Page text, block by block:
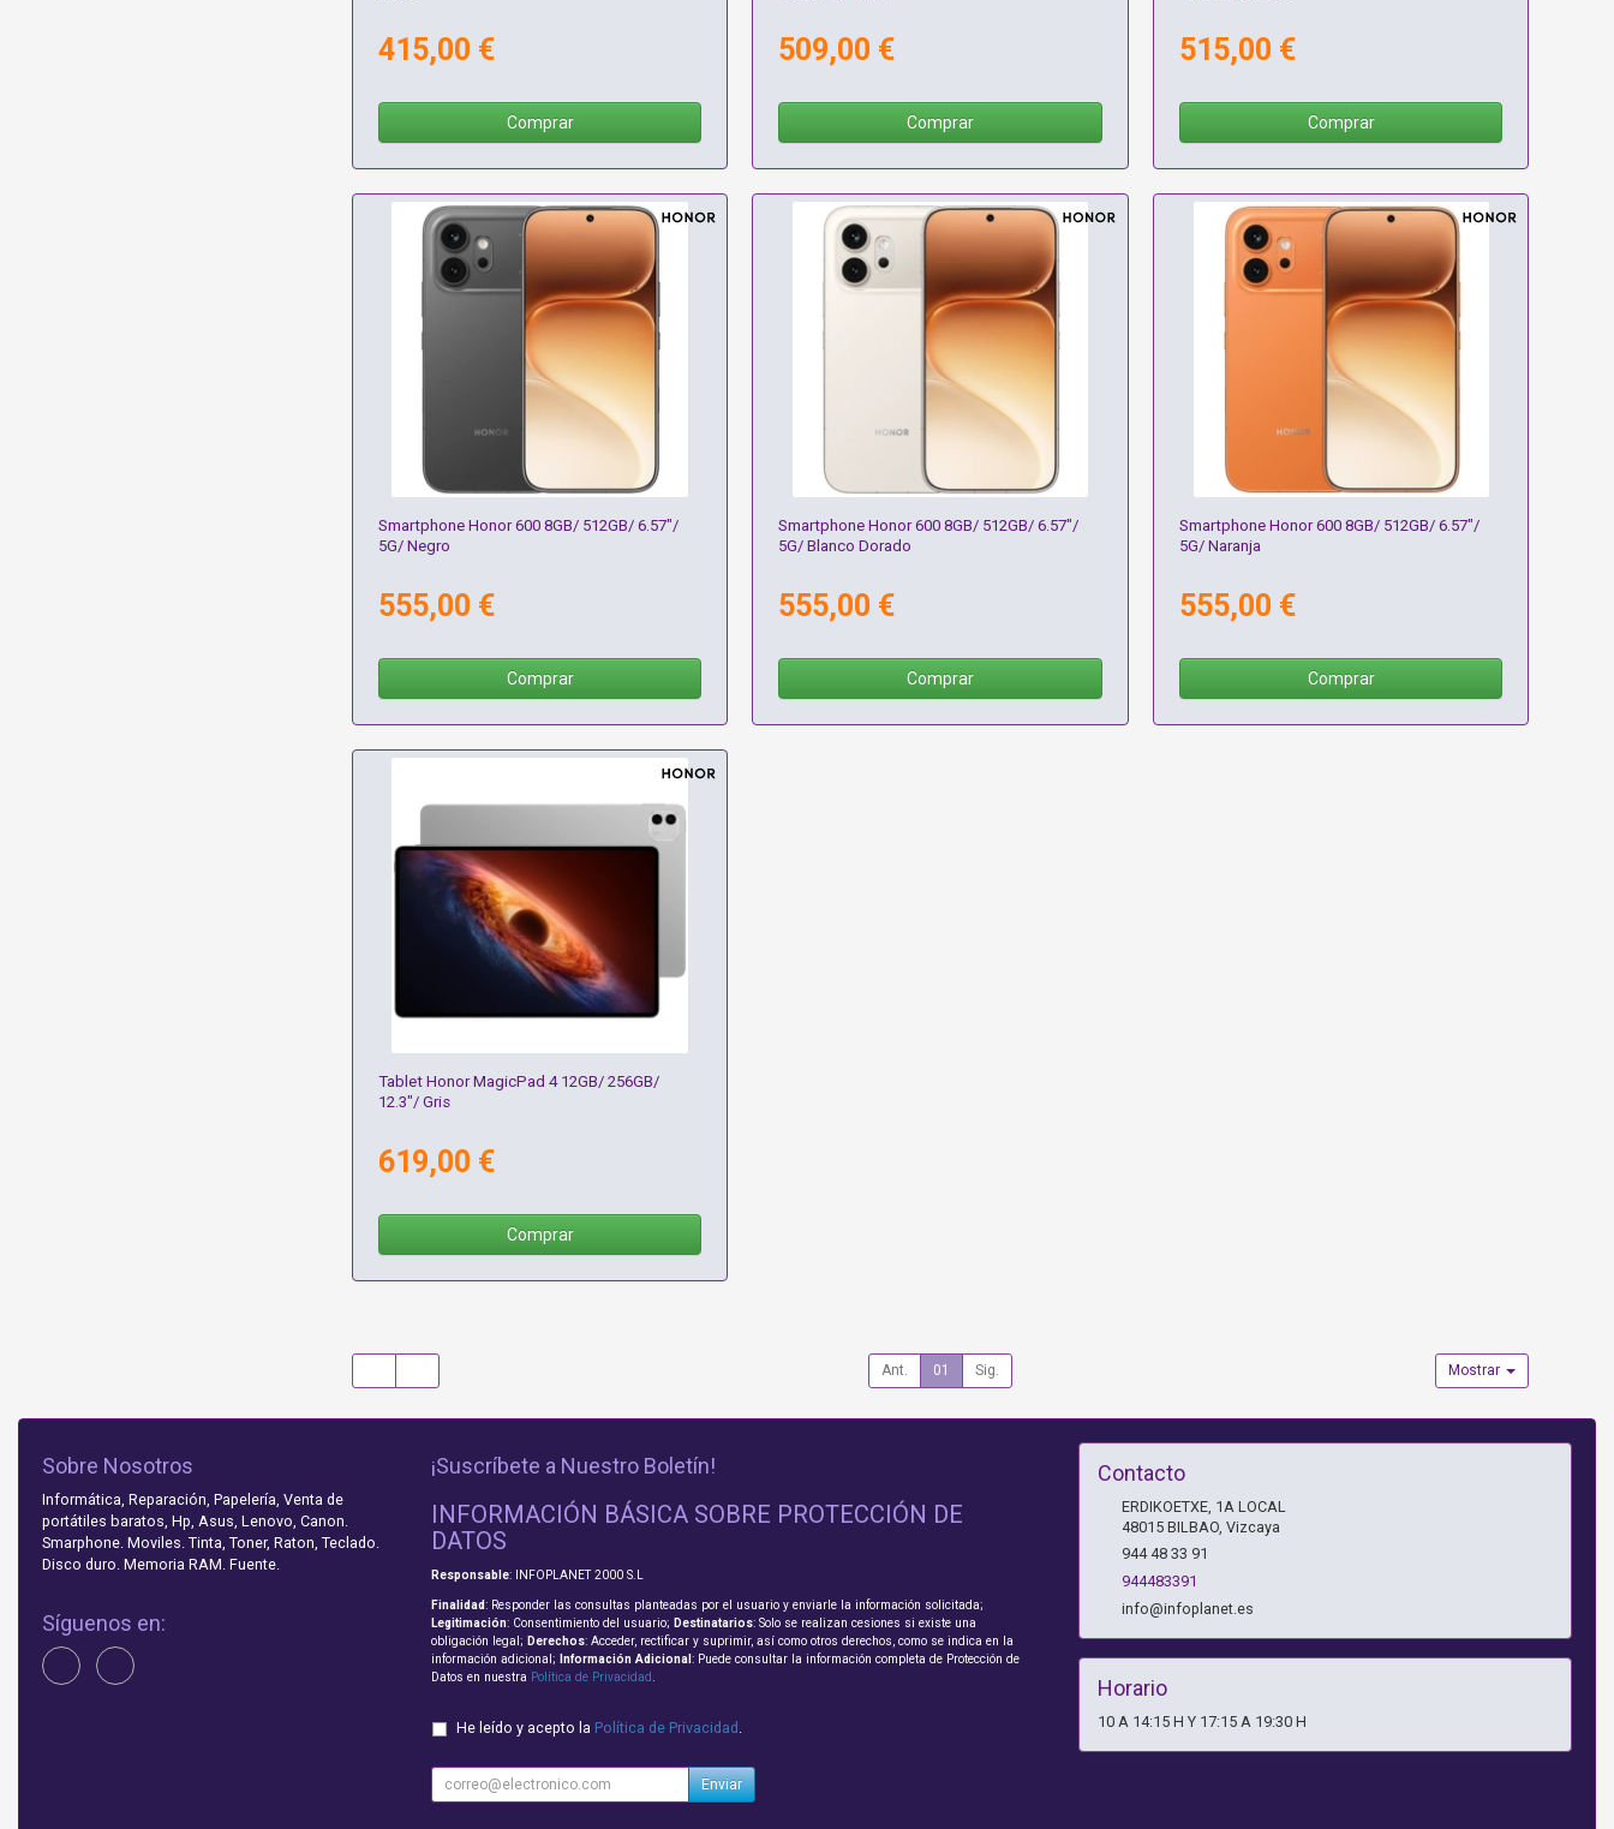
415,00 €
Comprar
509,00 €
Comprar
515,00 €
Comprar
Smartphone Honor 600 8GB/ 512GB/ 6.57"/
5G/ Negro
555,00 €
Comprar
Smartphone Honor 600 8GB/ 512GB/ 6.57"/
5G/ Blanco Dorado
555,00 €
Comprar
Smartphone Honor 600 8GB/ 512GB/ 6.57"/
5G/ Naranja
555,00 €
Comprar
Tablet Honor MagicPad 4 12GB/ 256GB/
12.3"/ Gris
619,00 €
Comprar
Ant. 01 Sig. Mostrar
Sobre Nosotros
Informática, Reparación, Papelería, Venta de
portátiles baratos, Hp, Asus, Lenovo, Canon.
Smarphone. Moviles. Tinta, Toner, Raton, Teclado.
Disco duro. Memoria RAM. Fuente.
Síguenos en:
¡Suscríbete a Nuestro Boletín!
INFORMACIÓN BÁSICA SOBRE PROTECCIÓN DE
DATOS
Responsable: INFOPLANET 2000 S.L
Finalidad: Responder las consultas planteadas por el usuario y enviarle la información solicitada;
Legitimación: Consentimiento del usuario; Destinatarios: Solo se realizan cesiones si existe una
obligación legal; Derechos: Acceder, rectificar y suprimir, así como otros derechos, como se indica en la
información adicional;
Información Adicional : Puede consultar la información completa de Protección de
Datos en nuestra Política de Privacidad
He leído y acepto la Política de Privacidad
Enviar
Contacto
ERDIKOETXE, 1A LOCAL
48015 BILBAO, Vizcaya
944 48 33 91
944483391
info@infoplanet.es
Horario
10 A 14:15 H Y 17:15 A 19:30 H